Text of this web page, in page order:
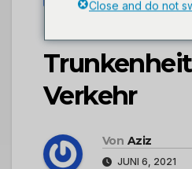
POL-PDNR:
Verkehr
Von Aziz
JUNI 6, 2021
Close and do not